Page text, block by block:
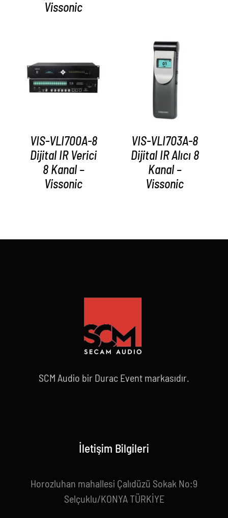
Vissonic
AYRINTILAR
VIS-VLI700A-8
Dijital IR Verici
8 Kanal –
Vissonic
AYRINTILAR
VIS-VLI703A-8
Dijital IR Alıcı 8
Kanal –
Vissonic
SCM Audio bir Durac Event markasıdır.
İletişim Bilgileri
Horozluhan mahallesi Çalıdüzü Sokak No:9
Selçuklu/KONYA TÜRKİYE